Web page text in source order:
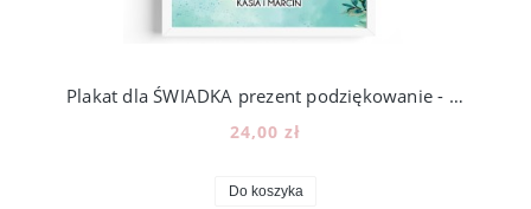
Plakat dla ŚWIADKA prezent podziękowanie - wzór PS2
24,00 zł
Do koszyka